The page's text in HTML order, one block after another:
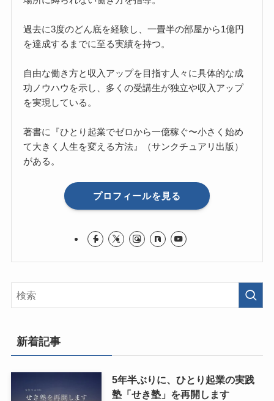
過去に3度のどん底を経験し、一畳半の部屋から1億円
を達成するまでに至る実績を持つ。
自由な働き方と収入アップを目指す人々に具体的な成
功ノウハウを示し、多くの受講生が独立や収入アップ
を実現している。
著書に『ひとり起業でゼロから一億稼ぐ〜小さく始め
て大きく人生を変える方法』（サンクチュアリ出版）
がある。
プロフィールを見る
新着記事
5年半ぶりに、ひとり起業の実践
塾「せき塾」を再開します